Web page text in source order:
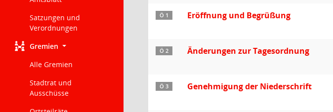
Satzungen und
Verordnungen
Gremien
Alle Gremien
Stadtrat und
Ausschüsse
Ö 1 Eröffnung und Begrüßung
Ö 2 Änderungen zur Tagesordnung
Ö 3 Genehmigung der Niederschrift